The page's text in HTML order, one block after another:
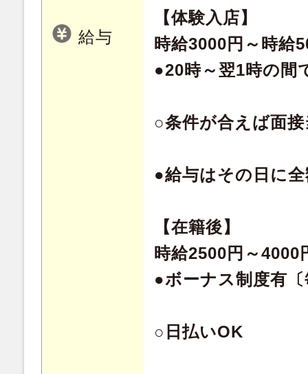
給与
【体験入店】
時給3000円～時給
●20時～翌1時の間
○条件が合えば面
●給与はその日に
【在籍後】
時給2500円～4000
●ボーナス制度有
○日払いOK